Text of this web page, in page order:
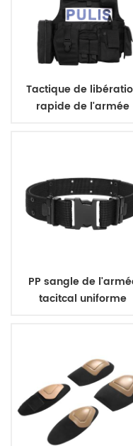
Tactique de
rapide de l'armée
PP sangle de
tacitcal uniforme